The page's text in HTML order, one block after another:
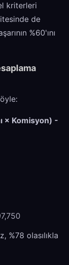
kriterleri
de
%60'ını
× Komisyon) -
%78 olasılıkla